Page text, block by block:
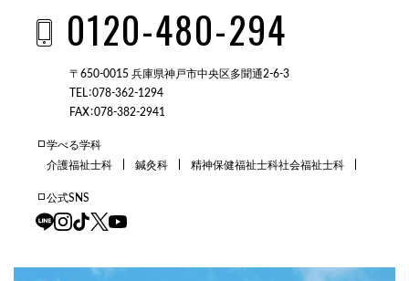
0120-480-294
〒650-0015 兵庫県神戸市中央区多聞通2-6-3
TEL：078-362-1294
FAX：078-382-2941
学べる学科
介護福祉士科
鍼灸科 精神保健福祉士科社会福祉士科
公式SNS